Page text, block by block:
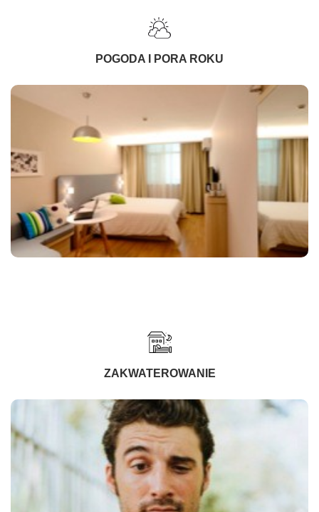
POGODA I PORA ROKU
ZAKWATEROWANIE